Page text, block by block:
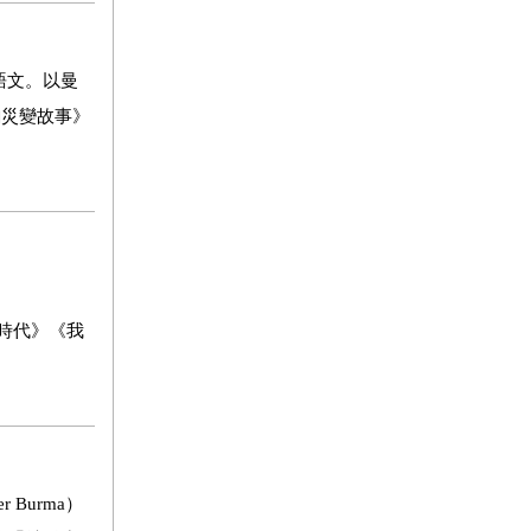
。以曼
變故事》
代》《我
他在日記第一頁寫下日期時，他想著自己要寫給誰看，因為在《一九八四》的世界裡，不管給誰看都是不安全的。他開始記錄前一天的事件，然後，在幾次中斷之後，他將筆浸回墨水池裡，並且在書上題詞：「獻給未來或獻給過去，獻給思想自由的時代，當人們彼此不同且不孤獨生活──獻給真實存在與已經記錄就不會再被塗銷的時代。」 我在緬甸旅行時，經常被問到有關歐威爾的一個問題，那就是他如何能為《一九八四》想像出這樣的場景。歐威爾自己從未受到這樣的壓迫；他如何能描述壓迫？這是個好問題。《一九八四》被世界公認為對極權統治下的生活做出了極為精確的描述。這本書描寫一個被無所不能的黨統治的無靈魂社會，這個黨透過無知（所有歷史都被塗銷而眼下的事件也被改寫）與恐懼（透過無所不在的遠端螢幕與人間蒸發的恐懼）來控制人民。 那麼，歐威爾是怎麼做到的？通常，我會提供制式而不太令人滿意的答覆。有些學者認為英國寄宿學校的寒冷宿舍與頻繁鞭打給了當時八歲的歐威爾《一九八四》的雛型。有些人則相信，歐威爾在一九三○年代志願參加西班牙內戰，而且在巴塞隆納（Barcelona）遭受俄國警察追捕的經驗，使他產生深刻的體會。我自己的想法是──我愈瞭解歐威爾在緬甸的生活，愈對這個想法深信不疑──他擔任帝國警察的經驗，是他有能力描寫壓迫的主要來源。 當我把這些想法說給我認識的一名緬甸詩人聽時，他的反應並不熱烈。他告訴我一位名字他已經忘記的英國詩人的故事。這名詩人曾因一首談及俄國的詩作而獲獎。在獲獎之後，卻傳出這